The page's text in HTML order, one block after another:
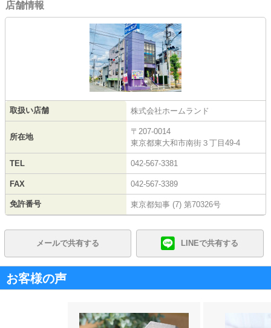
店舗情報
取扱い店舗 株式会社ホームランド
所在地
〒207-0014
東京都東大和市南街３丁目49-4
TEL 042-567-3381
FAX 042-567-3389
免許番号 東京都知事 (7) 第70326号
メールで共有する LINEで共有する
お客様の声